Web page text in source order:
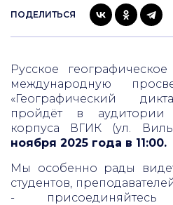
ПОДЕЛИТЬСЯ
Русское
международную
«Географический
пройдёт в аудитории
корпуса ВГИК (ул.
ноября 2025 года в 11:00.
Мы особенно рады
студентов,
-